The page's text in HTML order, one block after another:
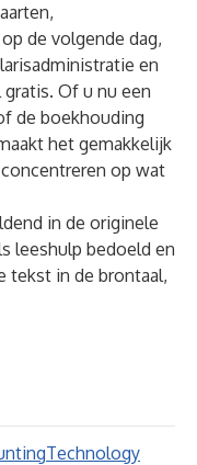
de volgende dag,
en
Of u nu een
de boekhouding
het gemakkelijk
op wat
in de originele
leeshulp bedoeld en
tekst in de brontaal,
Technology